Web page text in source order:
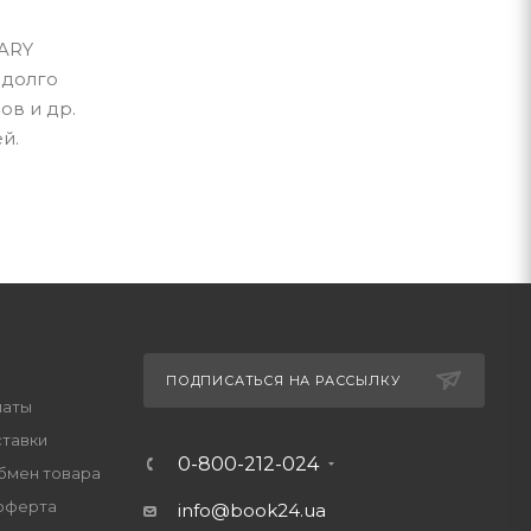
и др.
товара
ПОДПИСАТЬСЯ НА РАССЫЛКУ
0-800-212-024
info@book24.ua